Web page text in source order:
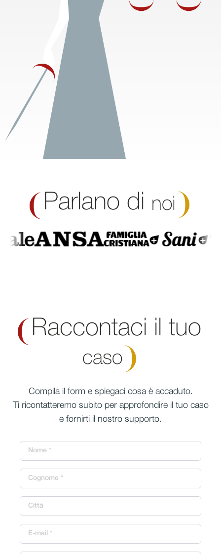
Parlano di noi
Raccontaci il tuo
caso
Compila il form e spiegaci cosa è accaduto.
Ti ricontatteremo subito per approfondire il tuo caso
e fornirti il nostro supporto.